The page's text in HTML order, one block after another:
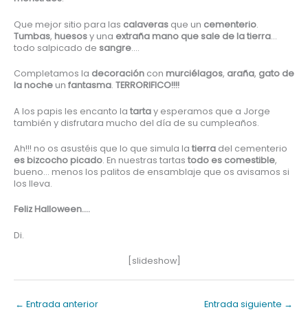
Que mejor sitio para las calaveras que un cementerio.
Tumbas, huesosy una extraña mano que sale de la tierra…
todo salpicado de sangre….
Completamos la decoración con murciélagos, araña, gato de
la nocheun fantasma. TERRORIFICO!!!!
A los papis les encanto la tartay esperamos que a Jorge
también y disfrutara mucho del día de su cumpleaños.
Ah!!! no os asustéis que lo que simula la tierra del cementerio
es bizcocho picado. En nuestras tartas todo es comestible,
bueno… menos los palitos de ensamblaje que os avisamos si
los lleva.
Feliz Halloween….
Di.
[slideshow]
← Entrada anterior Entrada siguiente →